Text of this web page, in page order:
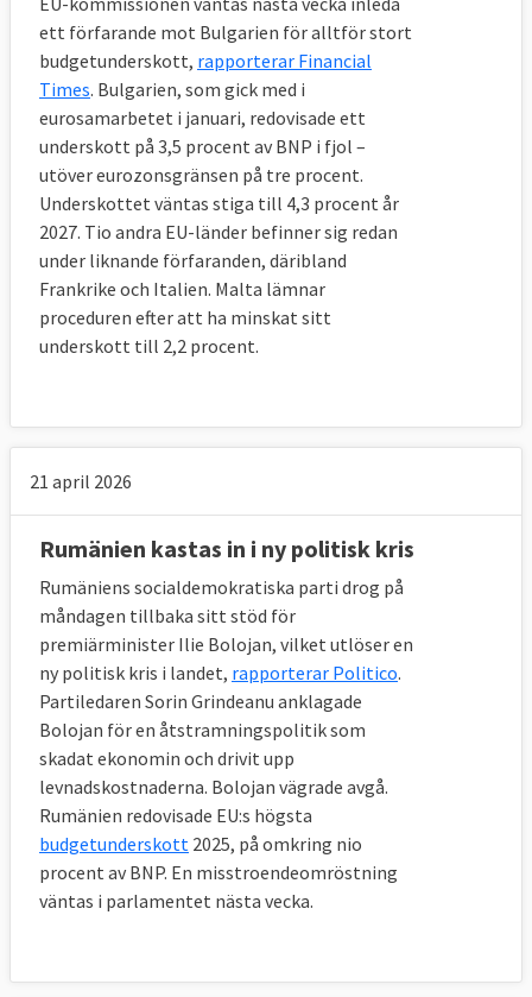
ett förfarande mot Bulgarien för alltför stort
budgetunderskott, rapporterar Financial
Times. Bulgarien, som gick med i
eurosamarbetet i januari, redovisade ett
underskott på 3,5 procent av BNP i fjol –
utöver eurozonsgränsen på tre procent.
Underskottet väntas stiga till 4,3 procent år
2027. Tio andra EU-länder befinner sig redan
under liknande förfaranden, däribland
Frankrike och Italien. Malta lämnar
proceduren efter att ha minskat sitt
underskott till 2,2 procent.
21 april 2026
Rumänien kastas in i ny politisk kris
Rumäniens socialdemokratiska parti drog på
måndagen tillbaka sitt stöd för
premiärminister Ilie Bolojan, vilket utlöser en
ny politisk kris i landet, rapporterar Politico.
Partiledaren Sorin Grindeanu anklagade
Bolojan för en åtstramningspolitik som
skadat ekonomin och drivit upp
levnadskostnaderna. Bolojan vägrade avgå.
Rumänien redovisade EU:s högsta
budgetunderskott 2025, på omkring nio
procent av BNP. En misstroendeomröstning
väntas i parlamentet nästa vecka.